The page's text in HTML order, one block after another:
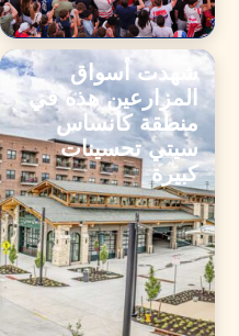
شهدت أسواق
المزارعين هذه في
منطقة كانساس
سيتي تحسينات
كبيرة